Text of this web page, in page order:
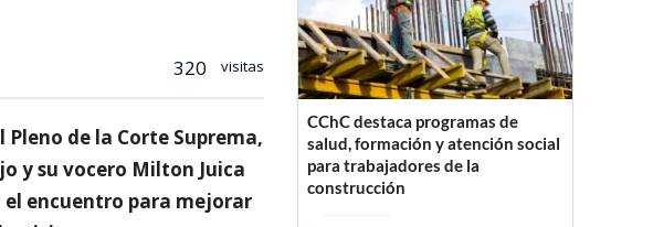
320 visitas
de la Corte Suprema,
y su vocero Milton Juica
encuentro para mejorar
CChC destaca programas de
salud, formación y atención social
para trabajadores de la
construcción